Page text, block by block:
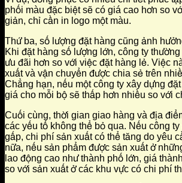
phối màu đặc biệt sẽ có giá cao hơn so
giản, chỉ cần in logo một màu.
Thứ ba, số lượng đặt hàng cũng ảnh
Khi đặt hàng số lượng lớn, công ty
ưu đãi hơn so với việc đặt hàng lẻ. Việc
xuất và vận chuyển được chia sẻ trên
Chẳng hạn, nếu một công ty xây dựng
giá cho mỗi bộ sẽ thấp hơn nhiều so với
Cuối cùng, thời gian giao hàng và địa
các yếu tố không thể bỏ qua. Nếu công
gấp, chi phí sản xuất có thể tăng do yêu
nữa, nếu sản phẩm được sản xuất ở
lao động cao như thành phố lớn, giá
so với sản xuất ở các khu vực có chi phí